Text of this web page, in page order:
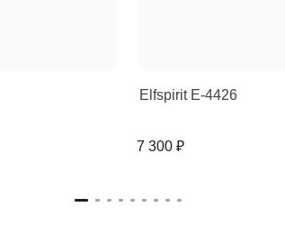
Elfspirit E-4426
7 300 ₽